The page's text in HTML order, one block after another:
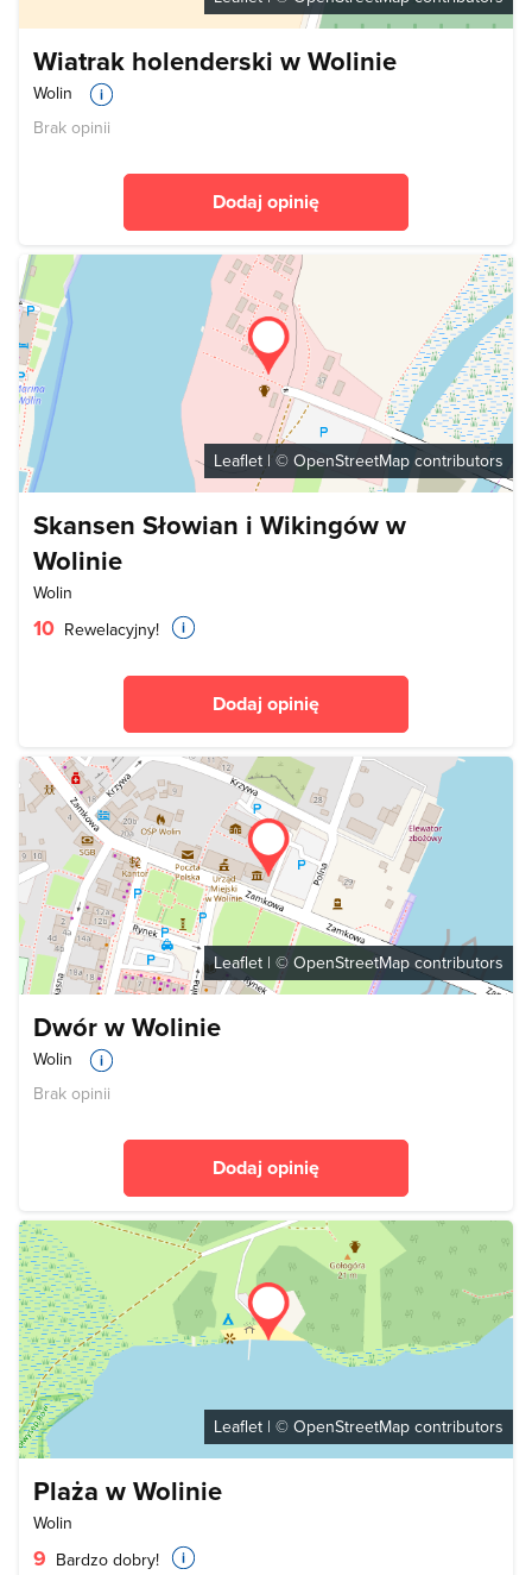
Wiatrak holenderski w Wolinie
Wolin
Brak opinii
Dodaj opinię
Leaflet | © OpenStreetMap contributors
Skansen Słowian i Wikingów w
Wolinie
Wolin
10 Rewelacyjny!
Dodaj opinię
Leaflet | © OpenStreetMap contributors
Dwór w Wolinie
Wolin
Brak opinii
Dodaj opinię
Leaflet | © OpenStreetMap contributors
Plaża w Wolinie
Wolin
9 Bardzo dobry!